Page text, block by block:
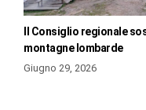
Il Consiglio regionale
montagne lombarde
Giugno 29, 2026